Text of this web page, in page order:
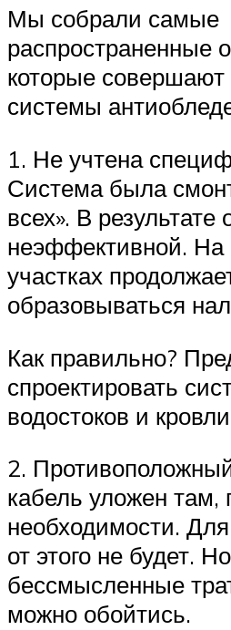
Мы собрали самые
распространенные
которые
системы
1. Не учтена
Система была
всех». В результате
неэффективной. На
участках
образовываться
Как правильно?
спроектировать
водостоков и
2.
кабель уложен там,
необходимости.
от этого не будет.
бессмысленные
можно обойтись.